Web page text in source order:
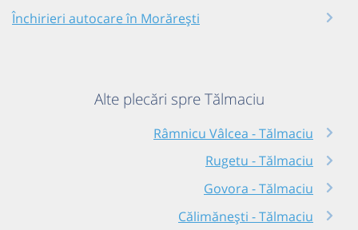
Închirieri autocare în Morărești
Alte plecări spre Tălmaciu
Râmnicu Vâlcea - Tălmaciu
Rugetu - Tălmaciu
Govora - Tălmaciu
Călimănești - Tălmaciu